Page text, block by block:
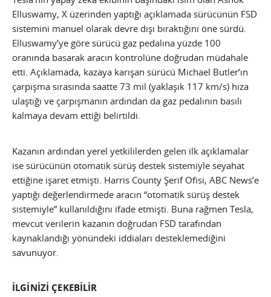
Elluswamy, X üzerinden yaptığı açıklamada sürücünün FSD
sistemini manuel olarak devre dışı bıraktığını öne sürdü.
Elluswamy’ye göre sürücü gaz pedalına yüzde 100
oranında basarak aracın kontrolüne doğrudan müdahale
etti. Açıklamada, kazaya karışan sürücü Michael Butler’ın
çarpışma sırasında saatte 73 mil (yaklaşık 117 km/s) hıza
ulaştığı ve çarpışmanın ardından da gaz pedalının basılı
kalmaya devam ettiği belirtildi.
Kazanın ardından yerel yetkililerden gelen ilk açıklamalar
ise sürücünün otomatik sürüş destek sistemiyle seyahat
ettiğine işaret etmişti. Harris County Şerif Ofisi, ABC News’e
yaptığı değerlendirmede aracın “otomatik sürüş destek
sistemiyle” kullanıldığını ifade etmişti. Buna rağmen Tesla,
mevcut verilerin kazanın doğrudan FSD tarafından
kaynaklandığı yönündeki iddiaları desteklemediğini
savunuyor.
İLGİNİZİ ÇEKEBİLİR